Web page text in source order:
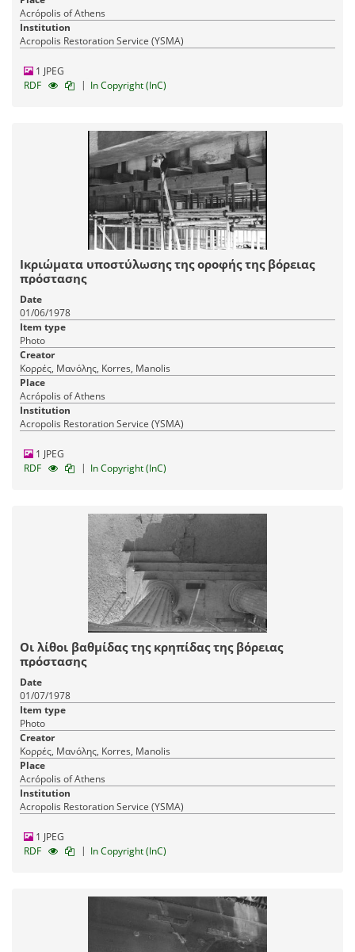
Acrópolis of Athens
Institution
Acropolis Restoration Service (YSMA)
1 JPEG
RDF
| In Copyright (InC)
Ικριώματα υποστύλωσης της οροφής της βόρειας
πρόστασης
Date
01/06/1978
Item type
Photo
Creator
Κορρές, Μανόλης, Korres, Manolis
Place
Acrópolis of Athens
Institution
Acropolis Restoration Service (YSMA)
1 JPEG
RDF
| In Copyright (InC)
Οι λίθοι βαθμίδας της κρηπίδας της βόρειας
πρόστασης
Date
01/07/1978
Item type
Photo
Creator
Κορρές, Μανόλης, Korres, Manolis
Place
Acrópolis of Athens
Institution
Acropolis Restoration Service (YSMA)
1 JPEG
RDF
| In Copyright (InC)